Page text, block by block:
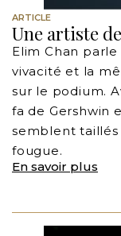
Une artiste
ARTICLE
Elim Chan
vivacité et la
sur le podium.
fa de Gershwin
semblent
fougue.
En savoir plus